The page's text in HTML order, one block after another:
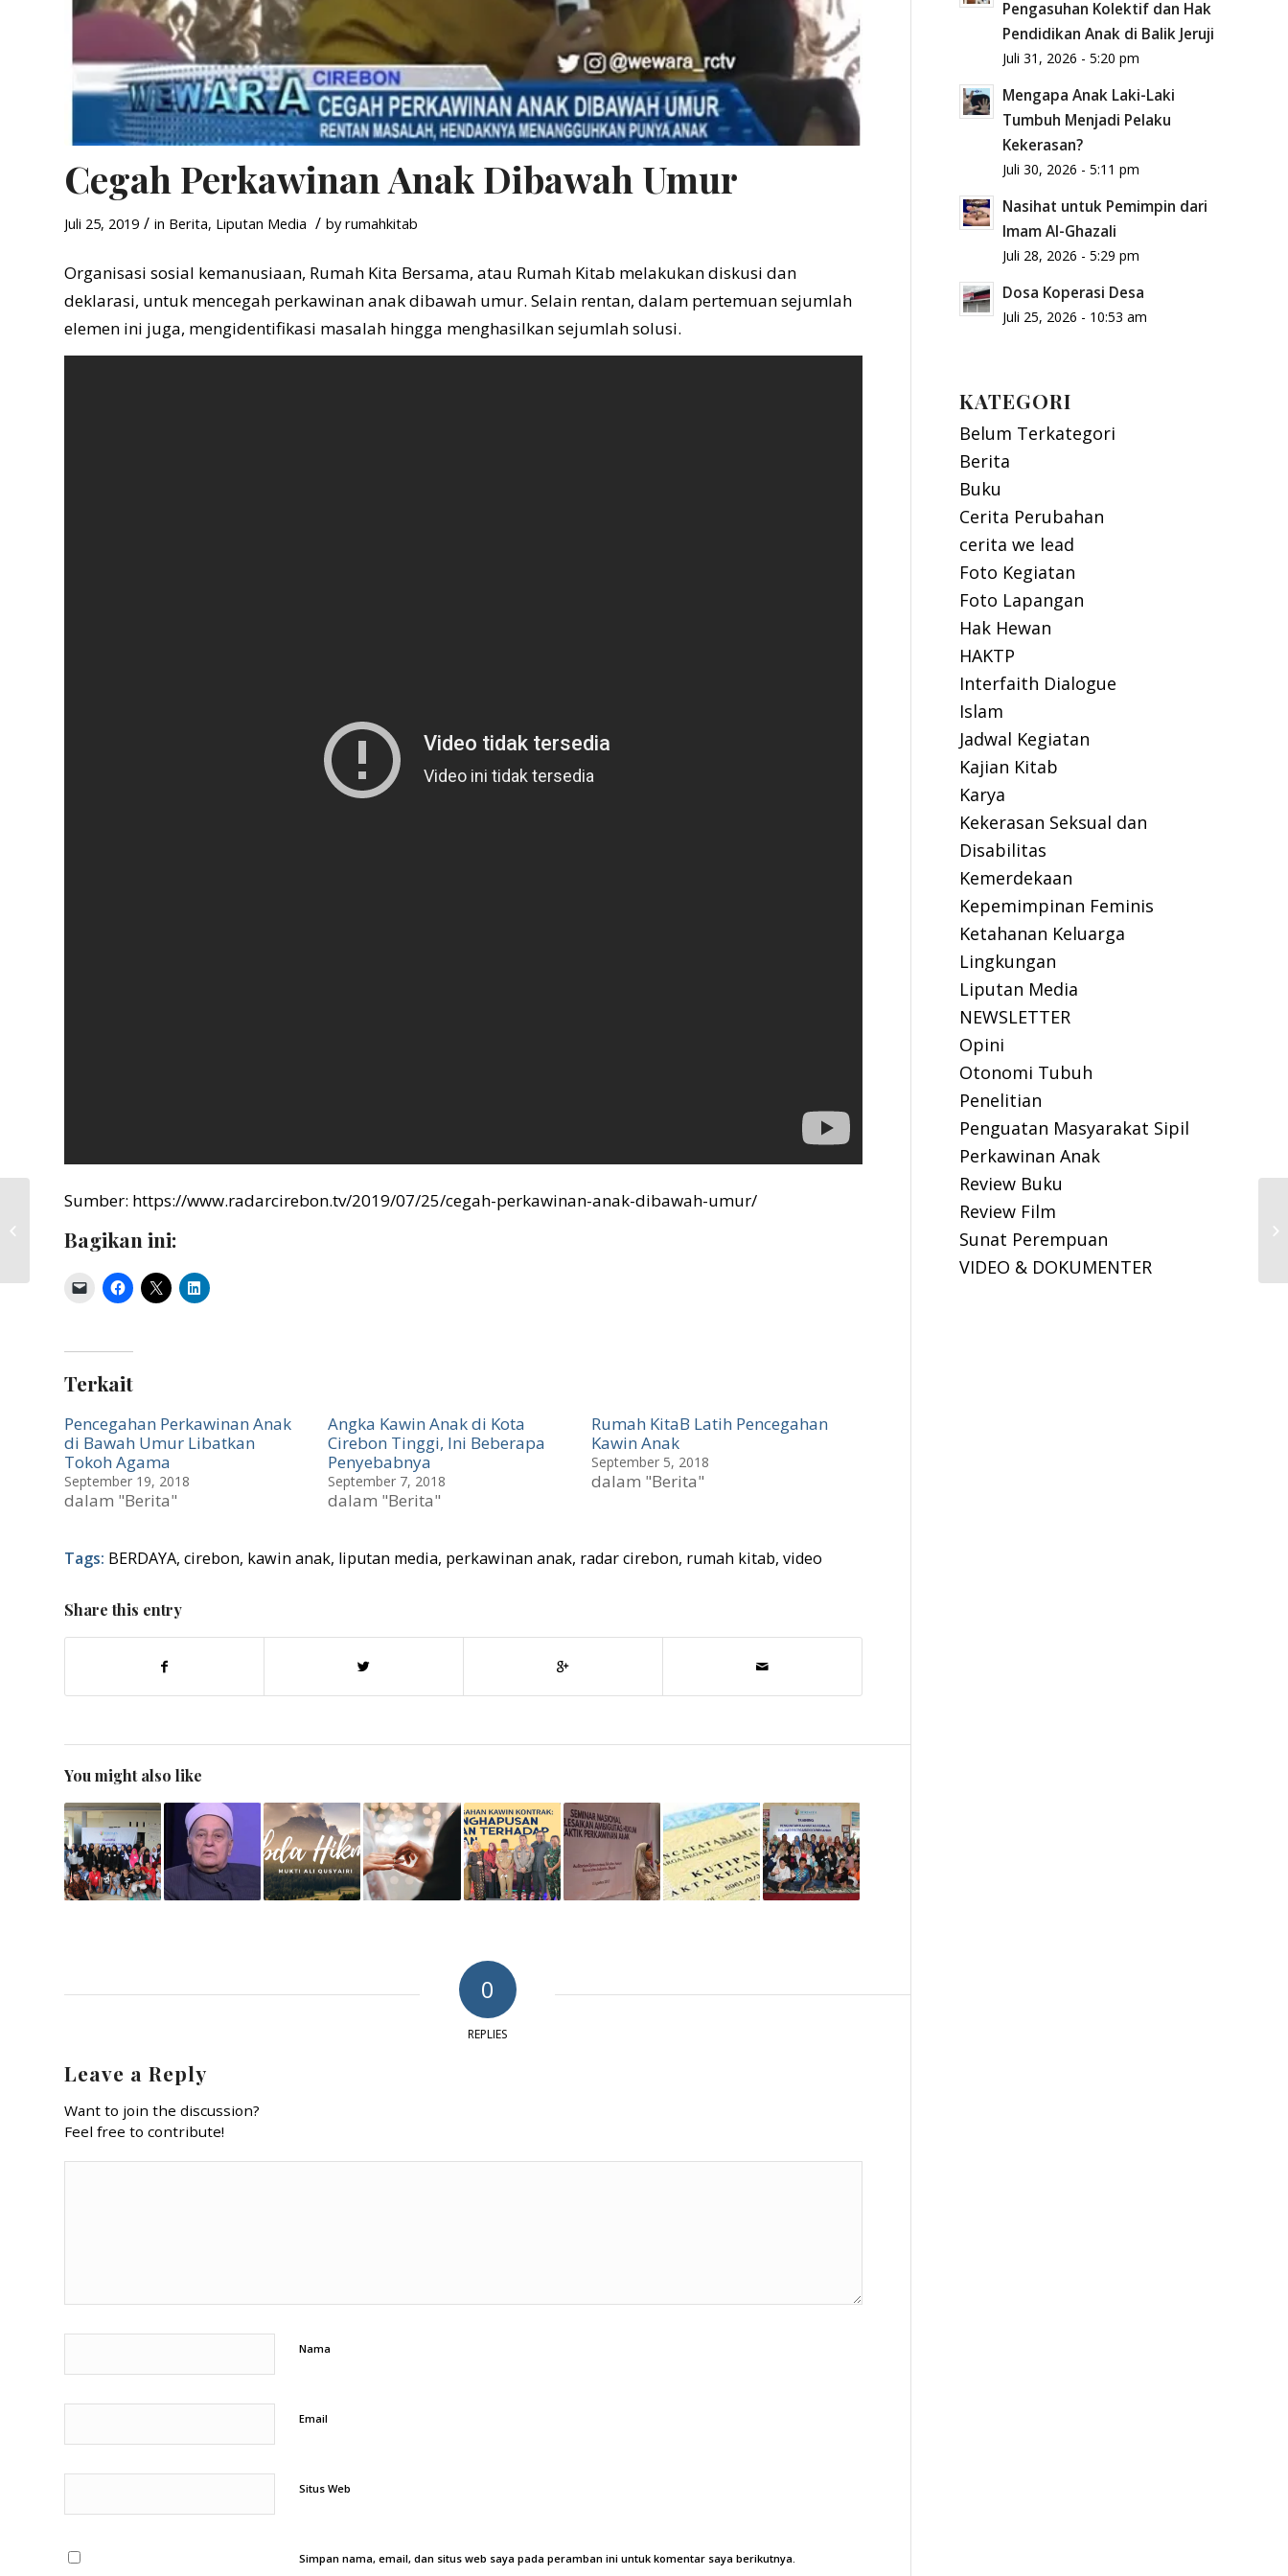
Cegah Perkawinan Anak Dibawah Umur
Juli 25, 2019 / in Berita, Liputan Media / byrumahkitab
Organisasi sosial kemanusiaan, Rumah Kita Bersama, atau Rumah Kitab melakukan diskusi dan
deklarasi, untuk mencegah perkawinan anak dibawah umur. Selain rentan, dalam pertemuan sejumlah
elemen ini juga, mengidentifikasi masalah hingga menghasilkan sejumlah solusi.
Sumber: https://www.radarcirebon.tv/2019/07/25/cegah-perkawinan-anak-dibawah-umur/
Bagikan ini:
Terkait
Pencegahan Perkawinan Anak
di Bawah Umur Libatkan
Tokoh Agama
September 19, 2018
dalam "Berita"
Angka Kawin Anak di Kota
Cirebon Tinggi, Ini Beberapa
Penyebabnya
September 7, 2018
dalam "Berita"
Rumah KitaB Latih Pencegahan
Kawin Anak
September 5, 2018
dalam "Berita"
Tags: BERDAYA, cirebon, kawin anak, liputan media, perkawinan anak, radar cirebon, rumah kitab, video
Share this entry
You might also like
0
REPLIES
Leave a Reply
Want to join the discussion?
Feel free to contribute!
Nama
Email
Situs Web
Simpan nama, email, dan situs web saya pada peramban ini untuk komentar saya berikutnya.
Pengasuhan Kolektif dan Hak
Pendidikan Anak di Balik Jeruji
Juli 31, 2026 - 5:20 pm
Mengapa Anak Laki-Laki
Tumbuh Menjadi Pelaku
Kekerasan?
Juli 30, 2026 - 5:11 pm
Nasihat untuk Pemimpin dari
Imam Al-Ghazali
Juli 28, 2026 - 5:29 pm
Dosa Koperasi Desa
Juli 25, 2026 - 10:53 am
KATEGORI
Belum Terkategori
Berita
Buku
Cerita Perubahan
cerita we lead
Foto Kegiatan
Foto Lapangan
Hak Hewan
HAKTP
Interfaith Dialogue
Islam
Jadwal Kegiatan
Kajian Kitab
Karya
Kekerasan Seksual dan
Disabilitas
Kemerdekaan
Kepemimpinan Feminis
Ketahanan Keluarga
Lingkungan
Liputan Media
NEWSLETTER
Opini
Otonomi Tubuh
Penelitian
Penguatan Masyarakat Sipil
Perkawinan Anak
Review Buku
Review Film
Sunat Perempuan
VIDEO & DOKUMENTER
Wawancara KSI
Perspektif GESI dalam